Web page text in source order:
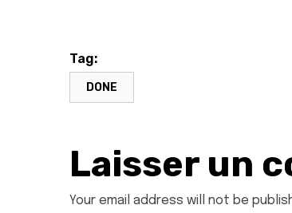
Tag:
DONE
Laisser un
Your email address will not be